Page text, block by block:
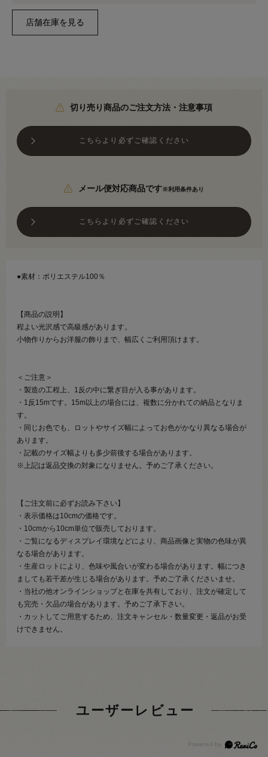
切り売り商品のご注文方法・注意事項
こちらより必ずご確認ください
メール便対応商品です※利用条件あり
こちらより必ずご確認ください
●素材：ポリエステル100％
【商品の説明】
程よい光沢感で高級感があります。
小物作りからお洋服の飾りまで、幅広くご利用頂けます。
＜ご注意＞
・製造の工程上、1反の中に繋ぎ目が入る事があります。
・1反15mです。15m以上の場合には、複数に分かれての納品となりま
す。
・同じお色でも、ロットやサイズ幅によってお色がかなり異なる場合が
あります。
・記載のサイズ幅よりも多少前後する場合があります。
※上記は返品交換の対象になりません。予めご了承ください。
【ご注文前に必ずお読み下さい】
・表示価格は10cmの価格です。
・10cmから10cm単位で販売しております。
・ご覧になるディスプレイ環境などにより、商品画像と実物の色味が異
なる場合があります。
・生産ロットにより、色味や風合いが変わる場合があります。幅につき
ましても若干差が生じる場合があります。予めご了承くださいませ。
・当社の他オンラインショップと在庫を共有しており、注文が確定して
も完売・欠品の場合があります。予めご了承下さい。
・カットしてご用意するため、注文キャンセル・数量変更・返品がお受
けできません。
ユーザーレビュー